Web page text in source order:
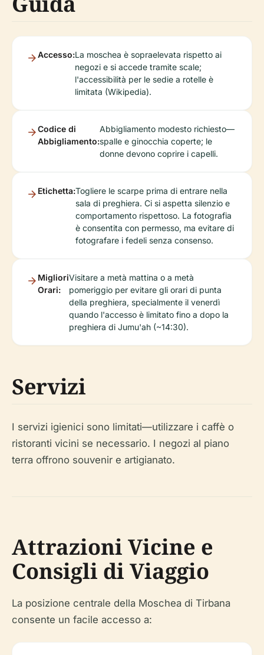
Accesso:La moschea è sopraelevata rispetto ai
negozi e si accede tramite scale;
l'accessibilità per le sedie a rotelle è
limitata (Wikipedia).
Codice di
Abbigliamento:
Abbigliamento modesto richiesto—
spalle e ginocchia coperte; le
donne devono coprire i capelli.
Etichetta:Togliere le scarpe prima di entrare nella
sala di preghiera. Ci si aspetta silenzio e
comportamento rispettoso. La fotografia
è consentita con permesso, ma evitare di
fotografare i fedeli senza consenso.
Migliori
Orari:
Visitare a metà mattina o a metà
pomeriggio per evitare gli orari di punta
della preghiera, specialmente il venerdì
quando l'accesso è limitato fino a dopo la
preghiera di Jumu'ah (~14:30).
Servizi
I servizi igienici sono limitati—utilizzare i caffè o
ristoranti vicini se necessario. I negozi al piano
terra offrono souvenir e artigianato.
Attrazioni Vicine e
Consigli di Viaggio
La posizione centrale della Moschea di Tirbana
consente un facile accesso a: